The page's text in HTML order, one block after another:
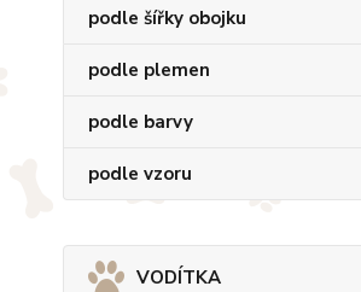
podle šířky obojku
podle plemen
podle barvy
podle vzoru
VODÍTKA